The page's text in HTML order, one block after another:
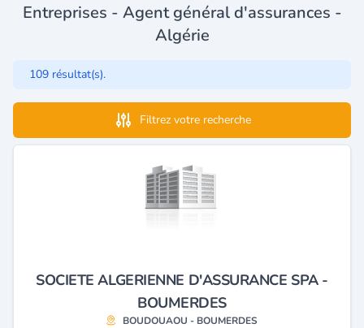
Entreprises - Agent général d'assurances -
Algérie
109 résultat(s).
Filtrez votre recherche
SOCIETE ALGERIENNE D'ASSURANCE SPA -
BOUMERDES
BOUDOUAOU - BOUMERDES